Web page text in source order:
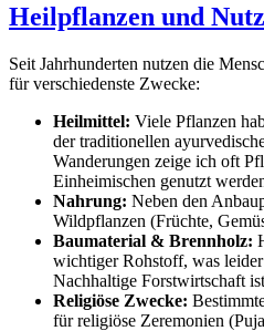
Heilpflanzen und
Seit Jahrhunderten nutzen die
für verschiedenste Zwecke:
Heilmittel: Viele Pflanzen
der traditionellen
Wanderungen zeige ich oft
Einheimischen genutzt
Nahrung: Neben den
Wildpflanzen (Früchte,
Baumaterial & Brennholz:
wichtiger Rohstoff, was
Nachhaltige Forstwirtschaft
Religiöse Zwecke:
für religiöse Zeremonien